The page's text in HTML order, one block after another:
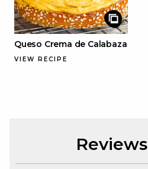
Queso Crema de Calabaza
VIEW RECIPE
Reviews